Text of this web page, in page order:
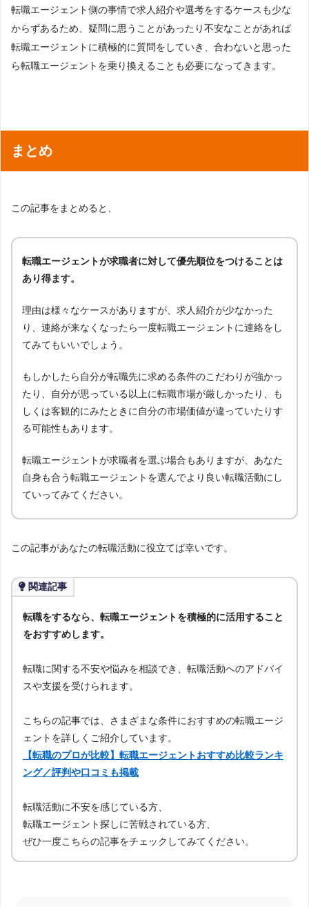
転職エージェント側の事情で求人紹介や選考をするケースも少な
からずあるため、疑問に思うことがあったり不安なことがあれば
転職エージェントに積極的に質問をしていき、合わないと思った
ら転職エージェントを乗り換えることも必要になってきます。
まとめ
この記事をまとめると、
転職エージェントが求職者に対して優先順位をつけることは
あり得ます。
理由は様々なケースがありますが、求人紹介が少なかった
り、連絡が来なくなったら一度転職エージェントに連絡をし
てみてもいいでしょう。
もしかしたら自分が転職先に求める条件のこだわりが強かっ
たり、自分が思っている以上に転職市場が厳しかったり、も
しくは客観的にみたときに自分の市場価値が違っていたりす
る可能性もあります。
転職エージェントが求職者を選ぶ場合もありますが、あなた
自身も合う転職エージェントを選んでより良い転職活動にし
ていってみてください。
この記事があなたの転職活動に役立てば幸いです。
関連記事
転職をするなら、転職エージェントを積極的に活用すること
をおすすめします。
転職に関する不安や悩みを相談でき、転職活動へのアドバイ
スや支援を受けられます。
こちらの記事では、さまざまな条件におすすめの転職エージ
ェントを詳しくご紹介しています。
【転職のプロが比較】転職エージェントおすすめ比較ランキ
ング／評判や口コミも掲載
転職活動に不安を感じている方、
転職エージェント探しに苦戦されている方、
ぜひ一度こちらの記事をチェックしてみてください。